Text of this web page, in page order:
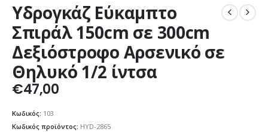
Υδρογκάζ Εύκαμπτο
Σπιράλ 150cm σε 300cm
Δεξιόστροφο Αρσενικό σε
Θηλυκό 1/2 ίντσα
€47,00
Κωδικός: 103
Κωδικός προϊόντος: HYD-2865